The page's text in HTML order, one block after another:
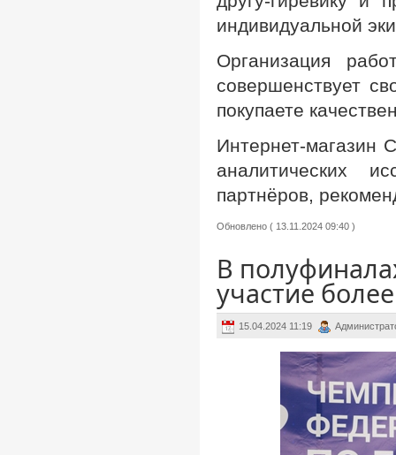
индивидуальной
Организация
совершенствует
покупаете
Интернет-магазин
аналитических
партнёров,
Обновлено ( 13.11.2024 09:40 )
В
участие
15.04.2024 11:19